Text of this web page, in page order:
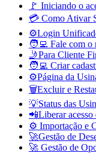
🚩 Iniciando o
💳 Como Ativar
⚙️Login
🧑‍💻 Fale com o
🤳Para Cliente
🧑‍💻 Criar
⚙️Página da
🗑️Excluir e
💡Status das
📲Liberar
⚙️ Importação e
🚀Gestão de
🚀 Gestão de